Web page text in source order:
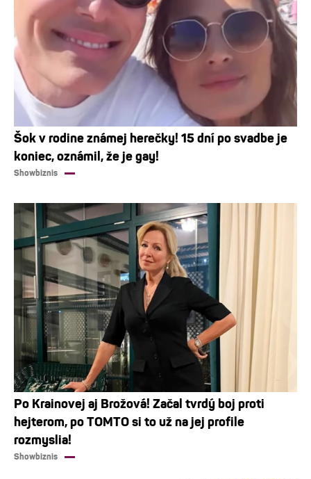
Šok v rodine známej herečky! 15 dní po svadbe je
koniec, oznámil, že je gay!
Showbiznis
Po Krainovej aj Brožová! Začal tvrdý boj proti
hejterom, po TOMTO si to už na jej profile
rozmyslia!
Showbiznis